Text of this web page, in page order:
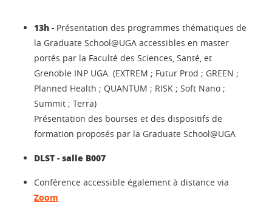
13h - Présentation des programmes thématiques de
la Graduate School@UGA accessibles en master
portés par la Faculté des Sciences, Santé, et
Grenoble INP UGA. (EXTREM ; Futur Prod ; GREEN ;
Planned Health ; QUANTUM ; RISK ; Soft Nano ;
Summit ; Terra)
Présentation des bourses et des dispositifs de
formation proposés par la Graduate School@UGA
DLST - salle B007
Conférence accessible également à distance via
Zoom